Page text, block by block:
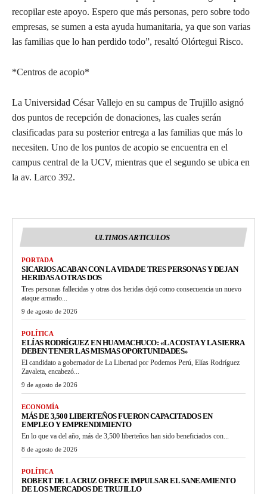
recopilar este apoyo. Espero que más personas, pero sobre todo
empresas, se sumen a esta ayuda humanitaria, ya que son varias
las familias que lo han perdido todo”, resaltó Olórtegui Risco.
*Centros de acopio*
La Universidad César Vallejo en su campus de Trujillo asignó
dos puntos de recepción de donaciones, las cuales serán
clasificadas para su posterior entrega a las familias que más lo
necesiten. Uno de los puntos de acopio se encuentra en el
campus central de la UCV, mientras que el segundo se ubica en
la av. Larco 392.
ULTIMOS ARTICULOS
PORTADA
SICARIOS ACABAN CON LA VIDA DE TRES PERSONAS Y DEJAN
HERIDAS A OTRAS DOS
Tres personas fallecidas y otras dos heridas dejó como consecuencia un nuevo
ataque armado...
9 de agosto de 2026
POLÍTICA
ELÍAS RODRÍGUEZ EN HUAMACHUCO: «LA COSTA Y LA SIERRA
DEBEN TENER LAS MISMAS OPORTUNIDADES»
El candidato a gobernador de La Libertad por Podemos Perú, Elías Rodríguez
Zavaleta, encabezó...
9 de agosto de 2026
ECONOMÍA
MÁS DE 3,500 LIBERTEÑOS FUERON CAPACITADOS EN
EMPLEO Y EMPRENDIMIENTO
En lo que va del año, más de 3,500 liberteños han sido beneficiados con...
8 de agosto de 2026
POLÍTICA
ROBERT DE LA CRUZ OFRECE IMPULSAR EL SANEAMIENTO
DE LOS MERCADOS DE TRUJILLO